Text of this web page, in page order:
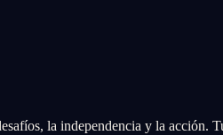
la independencia y la acción.